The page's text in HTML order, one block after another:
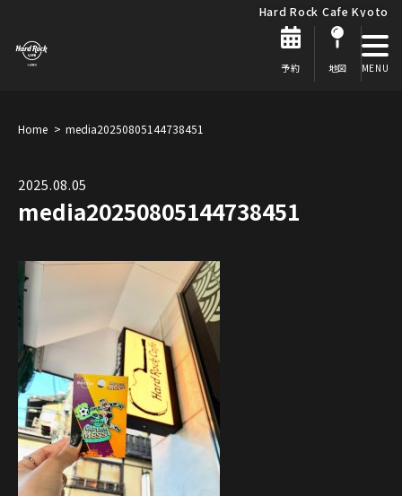
Hard Rock Cafe Kyoto
予約 地図
Home media20250805144738451
2025.08.05
media20250805144738451